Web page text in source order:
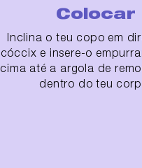
Colocar
Inclina o teu copo em
cóccix e insere-o
cima até a argola de
dentro do teu